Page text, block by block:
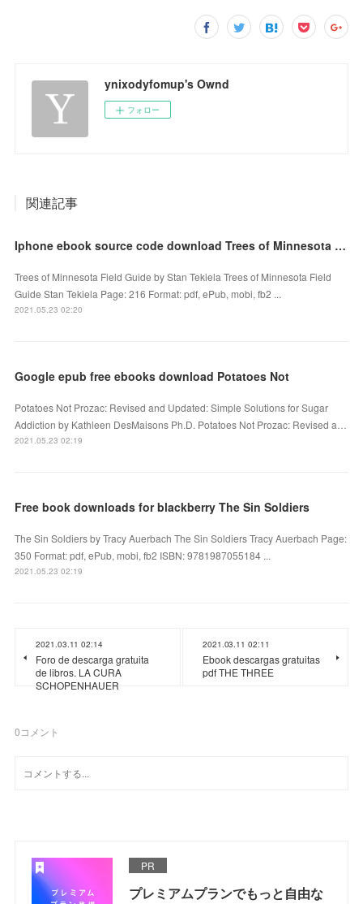
ynixodyfomup's Ownd
フォロー
関連記事
Iphone ebook source code download Trees of Minnesota Field Guide in English by Stan Tekiela
Trees of Minnesota Field Guide by Stan Tekiela Trees of Minnesota Field
Guide Stan Tekiela Page: 216 Format: pdf, ePub, mobi, fb2 ...
2021.05.23 02:20
Google epub free ebooks download Potatoes Not
Potatoes Not Prozac: Revised and Updated: Simple Solutions for Sugar
Addiction by Kathleen DesMaisons Ph.D. Potatoes Not Prozac: Revised a…
2021.05.23 02:19
Free book downloads for blackberry The Sin Soldiers
The Sin Soldiers by Tracy Auerbach The Sin Soldiers Tracy Auerbach Page:
350 Format: pdf, ePub, mobi, fb2 ISBN: 9781987055184 ...
2021.05.23 02:19
2021.03.11 02:14
Foro de descarga gratuita
de libros. LA CURA
SCHOPENHAUER
2021.03.11 02:11
Ebook descargas gratuitas
pdf THE THREE
0コメント
PR
プレミアムプランでもっと自由な